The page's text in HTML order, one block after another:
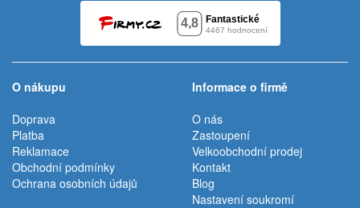
O nákupu
Doprava
Platba
Reklamace
Obchodní podmínky
Ochrana osobních údajů
Informace o firmě
O nás
Zastoupení
Velkoobchodní prodej
Kontakt
Blog
Nastavení soukromí